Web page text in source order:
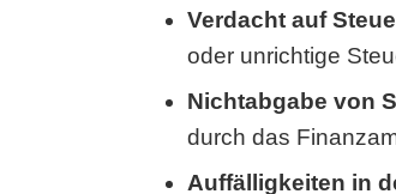
Verdacht auf
oder unrichtige
Nichtabgabe von
durch das
Auffälligkeiten in